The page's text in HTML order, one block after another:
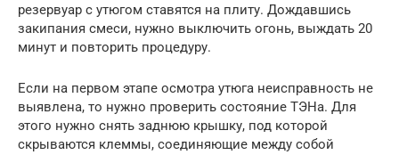
резервуар с утюгом ставятся на плиту. Дождавшись
закипания смеси, нужно выключить огонь, выждать 20
минут и повторить процедуру.
Если на первом этапе осмотра утюга неисправность не
выявлена, то нужно проверить состояние ТЭНа. Для
этого нужно снять заднюю крышку, под которой
скрываются клеммы, соединяющие между собой